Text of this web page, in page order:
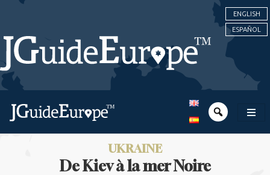
ENGLISH
ESPAÑOL
UKRAINE
De Kiev à la mer Noire